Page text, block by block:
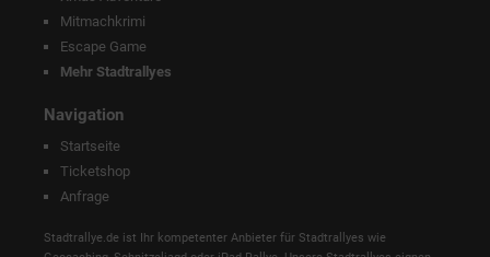
Mitmachkrimi
Escape Game
Mehr Stadtrallyes
Navigation
Startseite
Ticketshop
Anfrage
Stadtrallye.de ist Ihr kompetenter Anbieter für Stadtrallyes wie